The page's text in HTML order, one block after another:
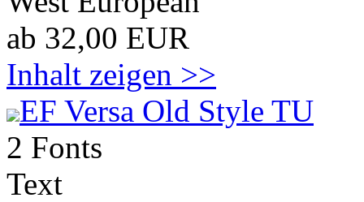
ab 32,00 EUR
Inhalt zeigen >>
EF Versa Old Style TU
2 Fonts
Text